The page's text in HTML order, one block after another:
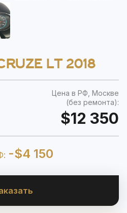
LT 2018
Цена в РФ, Москве
(без ремонта):
$12 350
-$4 150